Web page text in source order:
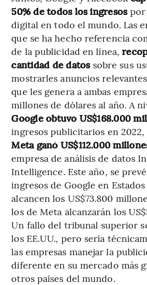
50% de todos los ingresospor
digital en todo el mundo. Las
que se ha hecho referencia
de la publicidad en línea,
cantidad de datos sobre sus
mostrarles anuncios
que les genera a ambas
millones de dólares al año. A
Google obtuvo US$168.000
ingresos publicitarios en
Meta ganó US$112.000
empresa de análisis de datos
Intelligence. Este año, se
ingresos de Google en
alcancen los US$73.800
los de Meta alcanzarán los
Un fallo del tribunal superior
los EE.UU., pero sería
las empresas manejar la
diferente en su mercado más
otros países del mundo.